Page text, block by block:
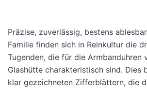
Präzise, zuverlässig, bestens
Familie finden sich in Reinkultur die
Tugenden, die für die Armbanduhren
Glashütte charakteristisch sind. Dies
klar gezeichneten Zifferblättern, die